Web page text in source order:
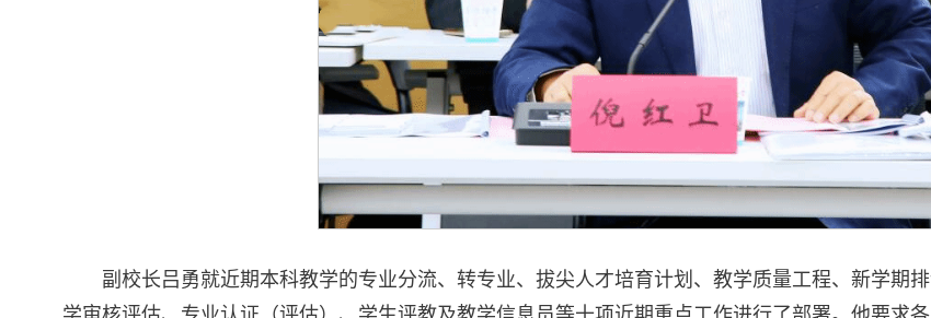
副校长吕勇就近期本科教学的专业分流、转专业、拔尖人才培育计划、教学质量工程、新学期